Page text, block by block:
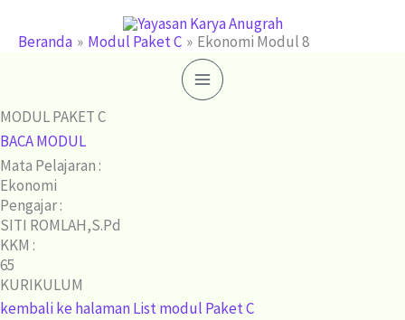
Beranda Modul Paket C Ekonomi Modul 8
MODUL PAKET C
BACA MODUL
Mata Pelajaran :
Ekonomi
Pengajar :
SITI ROMLAH,S.Pd
KKM :
65
KURIKULUM
kembali ke halaman List modul Paket C